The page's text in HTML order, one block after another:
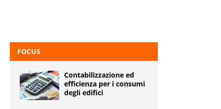
FOCUS
Contabilizzazione ed
efficienza per i consumi
degli edifici